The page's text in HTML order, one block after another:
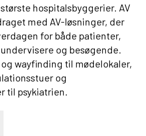
hospitalsbyggerier. AV
med AV-løsninger, der
for både patienter,
og besøgende.
wayfinding til mødelokaler,
og
til psykiatrien.